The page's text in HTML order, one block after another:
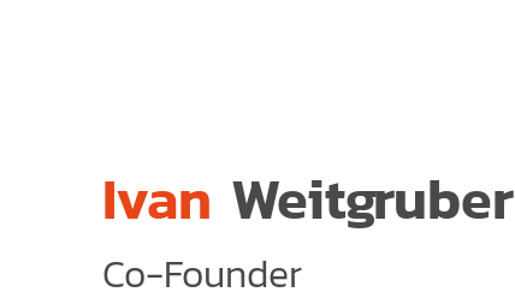
Ivan Weitgruber
Co-Founder